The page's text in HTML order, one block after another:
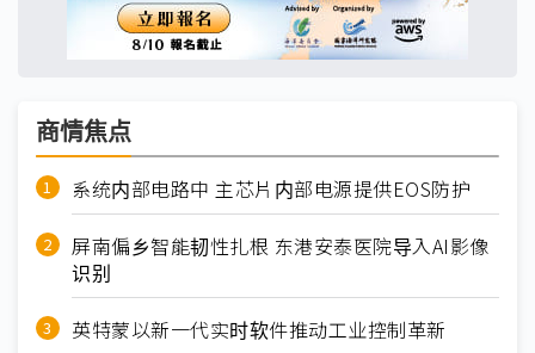
商情焦点
系统内部电路中 主芯片内部电源提供EOS防护
屏南偏乡智能韧性扎根 东港安泰医院导入AI影像
识别
英特蒙以新一代实时软件推动工业控制革新